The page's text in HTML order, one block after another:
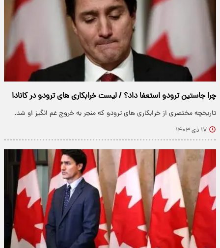
چرا جاستین ترودو استعفا داد؟ / لیست خرابکاری های ترودو در کانادا
تاریخچه مختصری از خرابکاری های ترودو که منجر به خروج غم انگیز او شد.
۱۷ دی ۱۴۰۳